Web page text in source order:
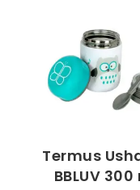
Termus
BBLUV 300